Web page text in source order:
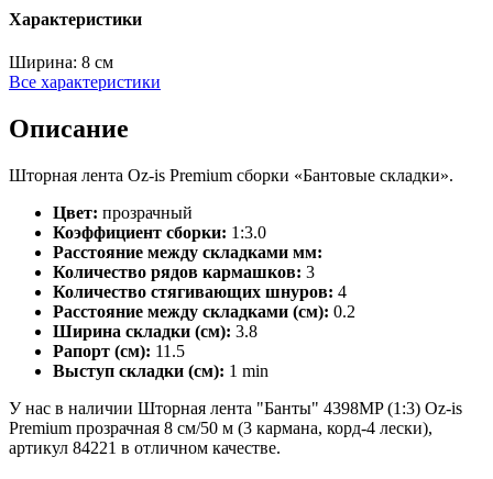
Характеристики
Ширина: 8 см
Все характеристики
Описание
Шторная лента Oz-is Premium сборки «Бантовые складки».
Цвет: прозрачный
Коэффициент сборки: 1:3.0
Расстояние между складками мм:
Количество рядов кармашков: 3
Количество стягивающих шнуров: 4
Расстояние между складками (см): 0.2
Ширина складки (см): 3.8
Рапорт (см): 11.5
Выступ складки (см): 1 min
У нас в наличии Шторная лента "Банты" 4398MP (1:3) Oz-is
Premium прозрачная 8 см/50 м (3 кармана, корд-4 лески),
артикул 84221 в отличном качестве.